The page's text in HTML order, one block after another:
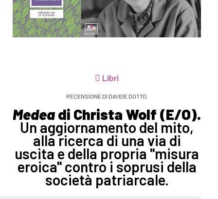
Libri
RECENSIONE DI DAVIDE DOTTO.
Medeadi Christa Wolf (E/O).
Un aggiornamento del mito,
alla ricerca di una via di
uscita e della propria "misura
eroica" contro i soprusi della
società patriarcale.